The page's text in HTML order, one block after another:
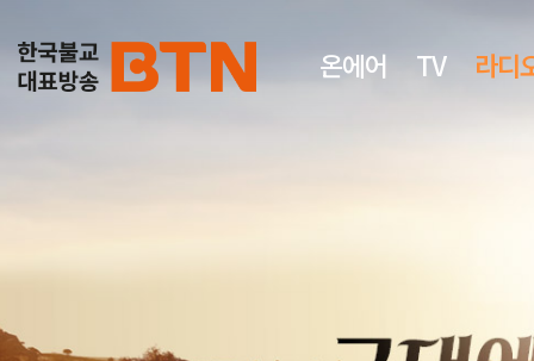
온에어 TV 라디